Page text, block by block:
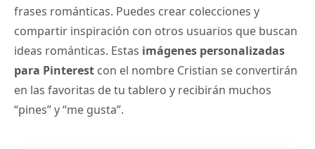
frases románticas. Puedes crear colecciones y
compartir inspiración con otros usuarios que buscan
ideas románticas. Estas imágenes personalizadas
para Pinterest con el nombre Cristian se convertirán
en las favoritas de tu tablero y recibirán muchos
“pines” y “me gusta”.